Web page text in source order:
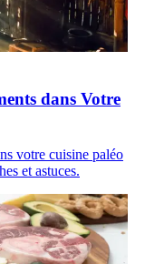
dans Votre
votre cuisine paléo
et astuces.